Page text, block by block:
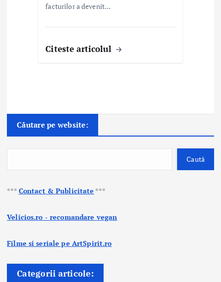
facturilor a devenit…
Citeste articolul
Căutare pe website:
Caută
*** Contact & Publicitate ***
Velicios.ro - recomandare vegan
Filme si seriale pe ArtSpirit.ro
Categorii articole: